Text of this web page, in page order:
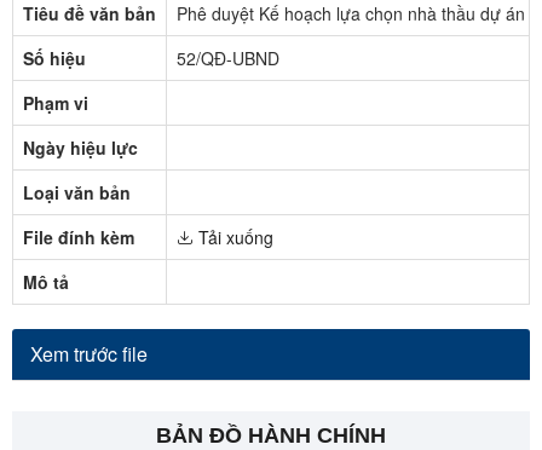
Tiêu đề văn bản
Phê duyệt Kế hoạch lựa chọn nhà thầu dự án
Số hiệu
52/QĐ-UBND
Phạm vi
Ngày hiệu lực
Loại văn bản
File đính kèm
Tải xuống
Mô tả
Xem trước file
BẢN ĐỒ HÀNH CHÍNH